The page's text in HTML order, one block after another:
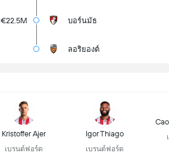
€22.5M บอร์นมัธ
ลอริยองต์
Kristoffer Ajer
เบรนต์ฟอร์ด
Igor Thiago
เบรนต์ฟอร์ด